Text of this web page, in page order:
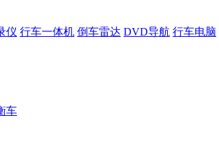
仪 行车一体机 倒车雷达 DVD导航 行车电脑
车